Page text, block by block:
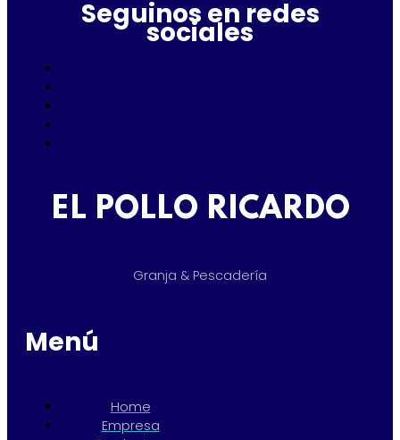
Seguinos en redes
sociales
EL POLLO RICARDO
Granja & Pescadería
Menú
Home
Empresa